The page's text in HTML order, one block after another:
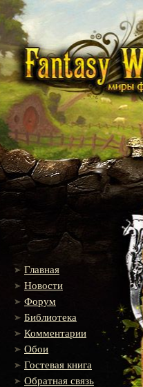
Главная
Новости
Форум
Библиотека
Комментарии
Обои
Гостевая книга
Обратная связь